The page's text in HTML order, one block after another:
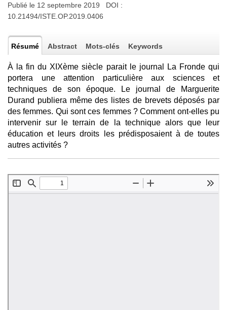
Publié le 12 septembre 2019 DOI :
10.21494/ISTE.OP.2019.0406
Résumé Abstract Mots-clés Keywords
À la fin du XIXème siècle parait le journal La Fronde qui
portera une attention particulière aux sciences et
techniques de son époque. Le journal de Marguerite
Durand publiera même des listes de brevets déposés par
des femmes. Qui sont ces femmes ? Comment ont-elles pu
intervenir sur le terrain de la technique alors que leur
éducation et leurs droits les prédisposaient à de toutes
autres activités ?